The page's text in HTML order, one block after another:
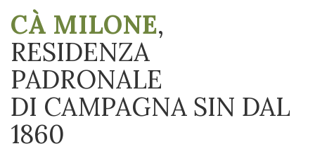
CÀ MILONE,
RESIDENZA
PADRONALE
DI CAMPAGNA SIN DAL
1860